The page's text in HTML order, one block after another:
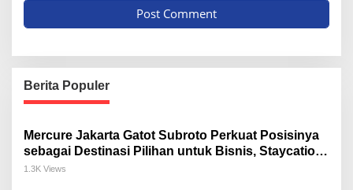
Berita Populer
Mercure Jakarta Gatot Subroto Perkuat Posisinya
sebagai Destinasi Pilihan untuk Bisnis, Staycation,
Meeting, dan Kuliner di Jakarta Selatan
1.3K Views